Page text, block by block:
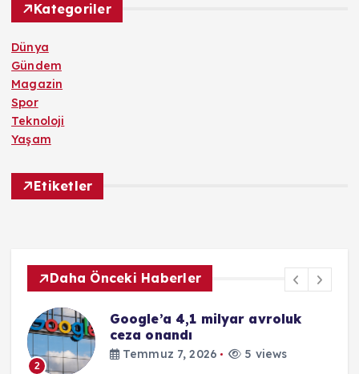
Kategoriler
Dünya
Gündem
Magazin
Spor
Teknoloji
Yaşam
Etiketler
Daha Önceki Haberler
2
Google’a 4,1 milyar avroluk
ceza onandı
Temmuz 7, 2026 5 views